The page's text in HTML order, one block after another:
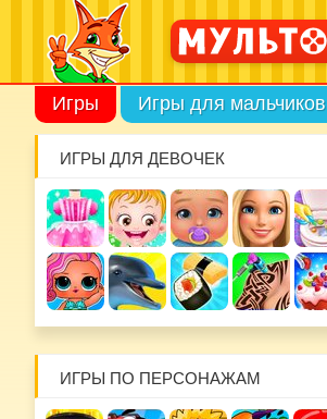
Игры Игры для мальчиков
ИГРЫ ДЛЯ ДЕВОЧЕК
ИГРЫ ПО ПЕРСОНАЖАМ